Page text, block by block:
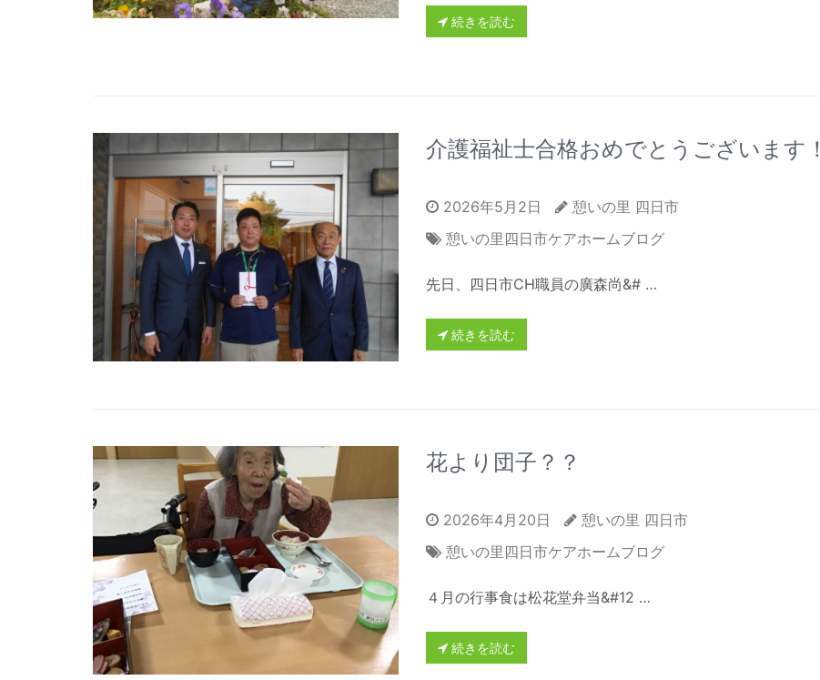
続きを読む
介護福祉士合格おめでとうございます！
2026年5月2日
憩いの里 四日市
憩いの里四日市ケアホームブログ
先日、四日市CH職員の廣森尚&# …
続きを読む
花より団子？？
2026年4月20日
憩いの里 四日市
憩いの里四日市ケアホームブログ
４月の行事食は松花堂弁当&#12 …
続きを読む